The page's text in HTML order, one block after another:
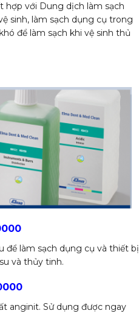
hợp với Dung dịch làm sạch
sinh, làm sạch dụng cụ trong
để làm sạch khi vệ sinh thủ
để làm sạch dụng cụ và thiết bị
và thủy tinh.
anginit. Sử dụng được ngay